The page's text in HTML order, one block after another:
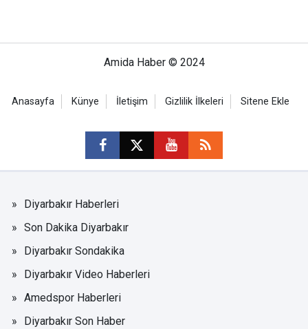
Amida Haber © 2024
Anasayfa Künye İletişim Gizlilik İlkeleri Sitene Ekle
Diyarbakır Haberleri
Son Dakika Diyarbakır
Diyarbakır Sondakika
Diyarbakır Video Haberleri
Amedspor Haberleri
Diyarbakır Son Haber